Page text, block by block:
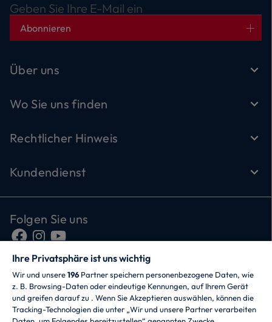
Geben Sie Ihre E-Mail ein
Abonnieren
Über uns
Wo Sie uns finden
Rechtlicher Hinweis
Kundendienst
Folgen Sie uns
Ihre Privatsphäre ist uns wichtig
Wir und unsere196 Partner speichern personenbezogene Daten, wie
z. B. Browsing-Daten oder eindeutige Kennungen, auf Ihrem Gerät
und greifen darauf zu . Wenn Sie Akzeptieren auswählen, können die
Tracking-Technologien die unter „Wir und unsere Partner verarbeiten